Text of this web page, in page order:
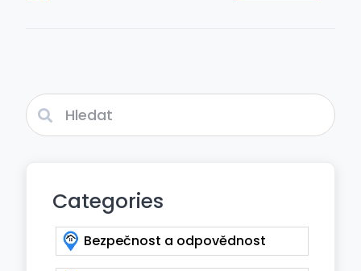
Categories
Bezpečnost a odpovědnost